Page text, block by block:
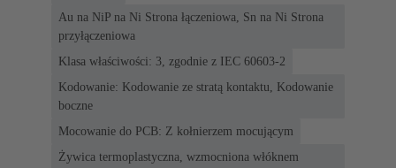
Au na NiP na Ni Strona łączeniowa, Sn na Ni Strona
przyłączeniowa
Klasa właściwości: 3, zgodnie z IEC 60603-2
Kodowanie: Kodowanie ze stratą kontaktu, Kodowanie
boczne
Mocowanie do PCB: Z kołnierzem mocującym
Żywica termoplastyczna, wzmocniona włóknem